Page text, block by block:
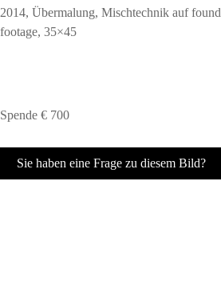
2014, Übermalung, Mischtechnik auf found
footage, 35×45
Spende € 700
Sie haben eine Frage zu diesem Bild?